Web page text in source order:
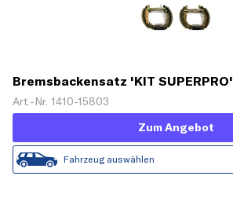
Bremsbackensatz 'KIT SUPERPRO'
Art.-Nr. 1410-15803
Zum Angebot
Fahrzeug auswählen